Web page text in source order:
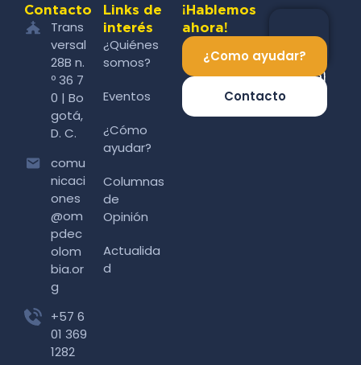
Contacto
Trans
versal
28B n.
º 36 7
0 | Bo
gotá,
D. C.
comu
nicaci
ones
@om
pdec
olom
bia.or
g
+57 6
01 369
1282
Links de
interés
¿Quiénes
somos?
Eventos
¿Cómo
ayudar?
Columnas
de
Opinión
Actualida
d
¡Hablemos
ahora!
¿Como ayudar?
Contacto